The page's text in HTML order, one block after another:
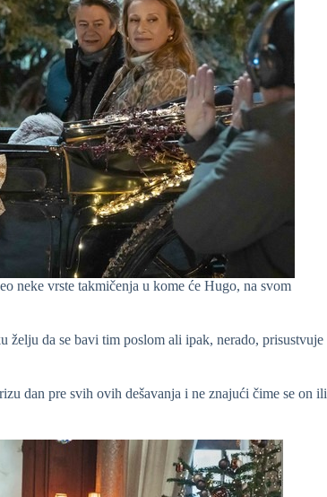
neke vrste takmičenja u kome će Hugo, na svom
da se bavi tim poslom ali ipak, nerado, prisustvuje
dan pre svih ovih dešavanja i ne znajući čime se on ili